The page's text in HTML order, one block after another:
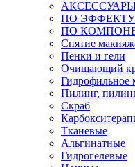
ПО
ПО
Снятие
Пенки и гели
Очищающий
Гидрофильное
Пилинг,
Скраб
Тканевые
Альгинатные
Гидрогелевые